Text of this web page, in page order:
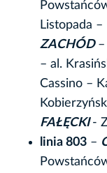
Listopada –
ZACHÓD
– al.
Cassino –
FAŁĘCKI-
linia 803 –